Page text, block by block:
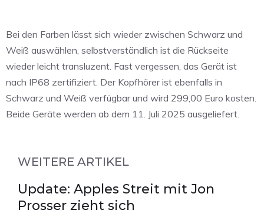
Bei den Farben lässt sich wieder zwischen Schwarz und
Weiß auswählen, selbstverständlich ist die Rückseite
wieder leicht transluzent. Fast vergessen, das Gerät ist
nach IP68 zertifiziert. Der Kopfhörer ist ebenfalls in
Schwarz und Weiß verfügbar und wird 299,00 Euro kosten.
Beide Geräte werden ab dem 11. Juli 2025 ausgeliefert.
WEITERE ARTIKEL
Update: Apples Streit mit Jon
Prosser zieht sich